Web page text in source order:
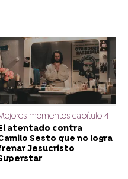
momentos capítulo 4
atentado contra
Sesto que no logra
Jesucristo